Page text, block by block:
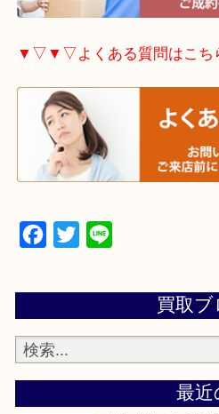
▼▽▼▽宅配買取の依頼
▼▽▼▽よくある質問は